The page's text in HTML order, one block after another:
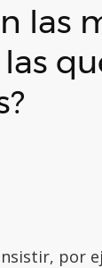
las
por